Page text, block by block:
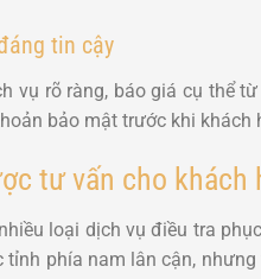
tin cậy
vụ rõ ràng, báo giá cụ thể
bảo mật trước khi khách
tư vấn cho khách
loại dịch vụ điều tra
phía nam lân cận,